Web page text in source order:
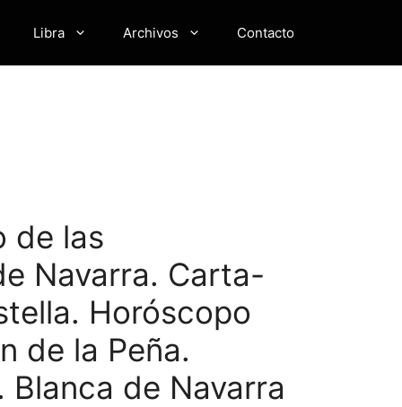
Libra Archivos Contacto
de las
Navarra. Carta-
Horóscopo
de la Peña.
de Navarra